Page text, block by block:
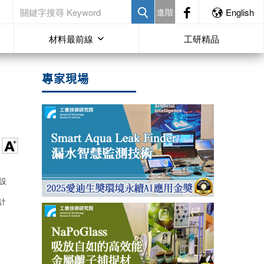
進階 English
材料最前線 工研精品
專家現場